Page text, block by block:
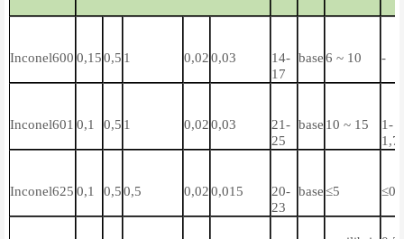
Inconel600 0,15 0,5 1 0,02 0,03
14-
17
base 6 ~ 10 -
Inconel601 0,1 0,5 1 0,02 0,03
21-
25
base 10 ~ 15
1-
1,7
Inconel625 0,1 0,5 0,5 0,02 0,015
20-
23
base ≤5